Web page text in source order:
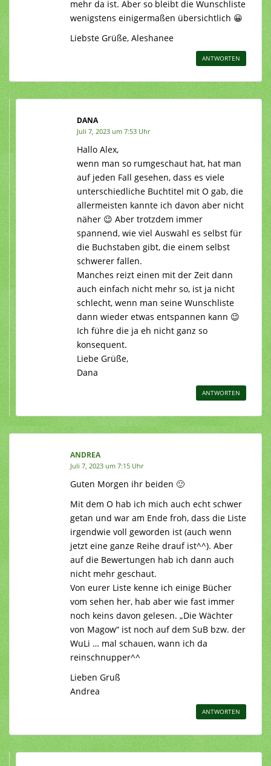
mehr da ist. Aber so bleibt die Wunschliste
wenigstens einigermaßen übersichtlich 😀
Liebste Grüße, Aleshanee
ANTWORTEN
DANA
Juli 7, 2023 um 7:53 Uhr
Hallo Alex,
wenn man so rumgeschaut hat, hat man
auf jeden Fall gesehen, dass es viele
unterschiedliche Buchtitel mit O gab, die
allermeisten kannte ich davon aber nicht
näher 😉 Aber trotzdem immer
spannend, wie viel Auswahl es selbst für
die Buchstaben gibt, die einem selbst
schwerer fallen.
Manches reizt einen mit der Zeit dann
auch einfach nicht mehr so, ist ja nicht
schlecht, wenn man seine Wunschliste
dann wieder etwas entspannen kann 😉
Ich führe die ja eh nicht ganz so
konsequent.
Liebe Grüße,
Dana
ANTWORTEN
ANDREA
Juli 7, 2023 um 7:15 Uhr
Guten Morgen ihr beiden 🙂
Mit dem O hab ich mich auch echt schwer
getan und war am Ende froh, dass die Liste
irgendwie voll geworden ist (auch wenn
jetzt eine ganze Reihe drauf ist^^). Aber
auf die Bewertungen hab ich dann auch
nicht mehr geschaut.
Von eurer Liste kenne ich einige Bücher
vom sehen her, hab aber wie fast immer
noch keins davon gelesen. „Die Wächter
von Magow“ ist noch auf dem SuB bzw. der
WuLi … mal schauen, wann ich da
reinschnupper^^
Lieben Gruß
Andrea
ANTWORTEN